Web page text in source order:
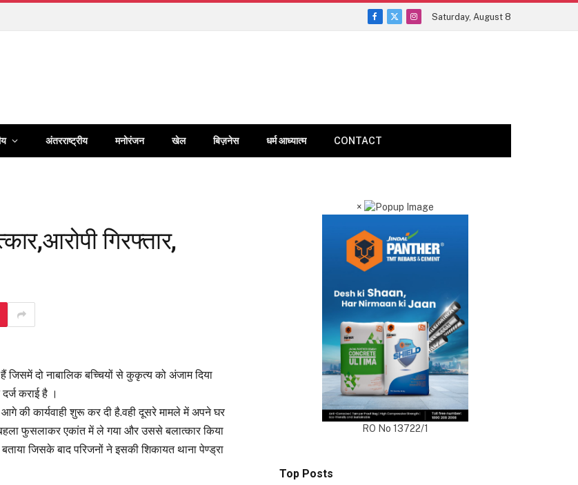
Facebook
X
Instagram
Saturday, August 8
अंतरराष्ट्रीय मनोरंजन खेल बिज़नेस धर्म आध्यात्म CONTACT
गिरफ्तार,
दो नाबालिक बच्चियों से कुकृत्य को अंजाम दिया
कराई है ।
की कार्यवाही शुरू कर दी है.वही दूसरे मामले में अपने घर
बहला फुसलाकर एकांत में ले गया और उससे बलात्कार किया
जिसके बाद परिजनों ने इसकी शिकायत थाना पेण्ड्रा
×